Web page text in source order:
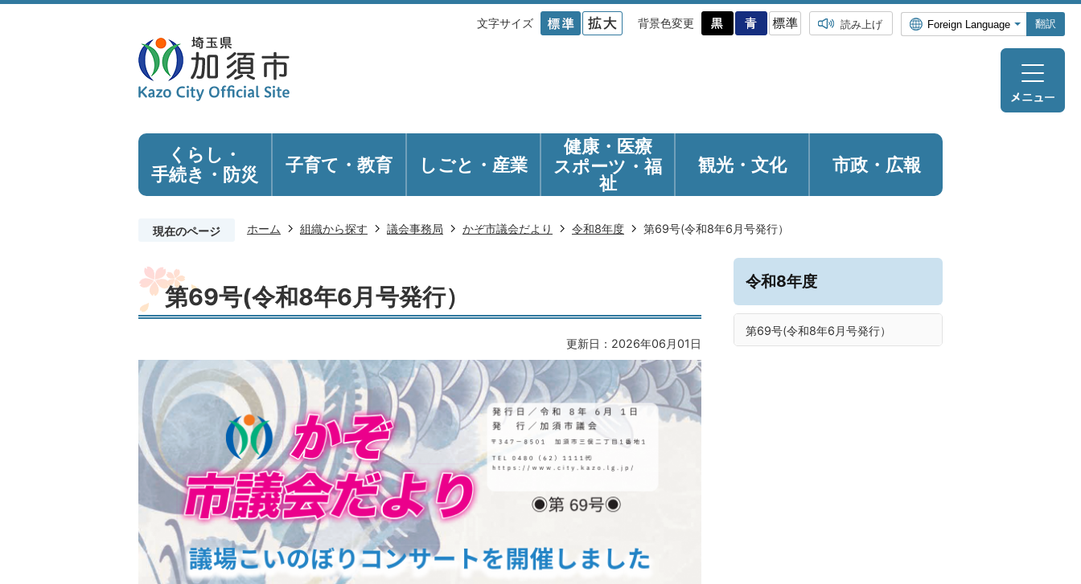
文字サイズ 背景色変更 読み上げ 翻訳
くらし・
手続き ・防災 子育て・教育 しごと・産業
健康・医療
スポーツ・福
祉
観光・ 文化 市政・広報
現在のページ ホーム 組織から探す 議会事務局 かぞ市議会だより 令和8年度 第69号(令和8年6月号発行）
第69号(令和8年6月号発行）
更新日：2026年06月01日
令和8年度
第69号(令和8年6月号発行）